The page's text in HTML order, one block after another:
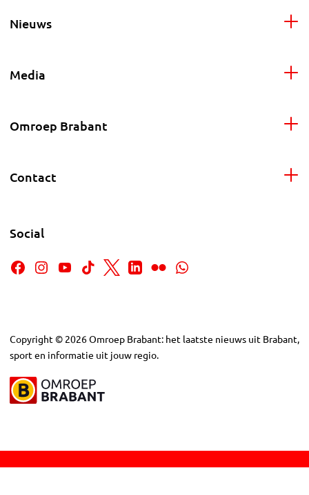
Nieuws
Media
Omroep Brabant
Contact
Social
Copyright © 2026Omroep Brabant: het laatste nieuws uit Brabant,
sport en informatie uit jouw regio.